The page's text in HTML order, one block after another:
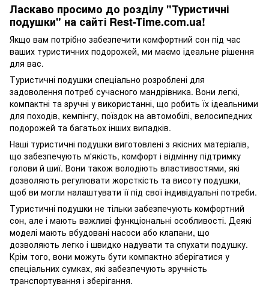
Ласкаво просимо до розділу "Туристичні
подушки" на сайті Rest-Time.com.ua!
Якщо вам потрібно забезпечити комфортний сон під час
ваших туристичних подорожей, ми маємо ідеальне рішення
для вас.
Туристичні подушки спеціально розроблені для
задоволення потреб сучасного мандрівника. Вони легкі,
компактні та зручні у використанні, що робить їх ідеальними
для походів, кемпінгу, поїздок на автомобілі, велосипедних
подорожей та багатьох інших випадків.
Наші туристичні подушки виготовлені з якісних матеріалів,
що забезпечують м'якість, комфорт і відмінну підтримку
голови й шиї. Вони також володіють властивостями, які
дозволяють регулювати жорсткість та висоту подушки,
щоб ви могли налаштувати її під свої індивідуальні потреби.
Туристичні подушки не тільки забезпечують комфортний
сон, але і мають важливі функціональні особливості. Деякі
моделі мають вбудовані насоси або клапани, що
дозволяють легко і швидко надувати та спухати подушку.
Крім того, вони можуть бути компактно зберігатися у
спеціальних сумках, які забезпечують зручність
транспортування і зберігання.